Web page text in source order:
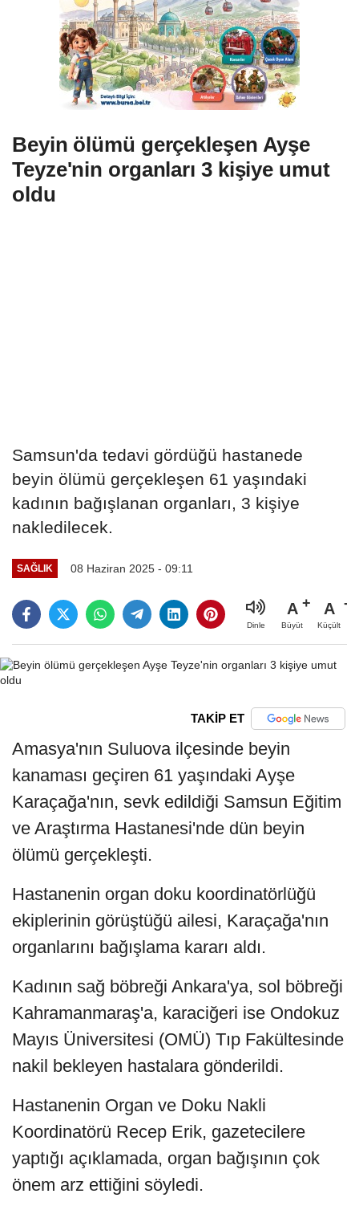
Beyin ölümü gerçekleşen Ayşe
Teyze'nin organları 3 kişiye umut
oldu
Samsun'da tedavi gördüğü hastanede
beyin ölümü gerçekleşen 61 yaşındaki
kadının bağışlanan organları, 3 kişiye
nakledilecek.
SAĞLIK 08 Haziran 2025 - 09:11
Dinle
A
Büyüt
A
Küçült
TAKİP ET
Amasya'nın Suluova ilçesinde beyin
kanaması geçiren 61 yaşındaki Ayşe
Karaçağa'nın, sevk edildiği Samsun Eğitim
ve Araştırma Hastanesi'nde dün beyin
ölümü gerçekleşti.
Hastanenin organ doku koordinatörlüğü
ekiplerinin görüştüğü ailesi, Karaçağa'nın
organlarını bağışlama kararı aldı.
Kadının sağ böbreği Ankara'ya, sol böbreği
Kahramanmaraş'a, karaciğeri ise Ondokuz
Mayıs Üniversitesi (OMÜ) Tıp Fakültesinde
nakil bekleyen hastalara gönderildi.
Hastanenin Organ ve Doku Nakli
Koordinatörü Recep Erik, gazetecilere
yaptığı açıklamada, organ bağışının çok
önem arz ettiğini söyledi.